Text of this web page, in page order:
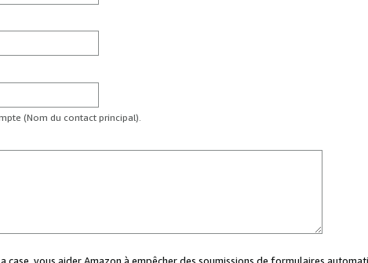
(Nom du contact principal).